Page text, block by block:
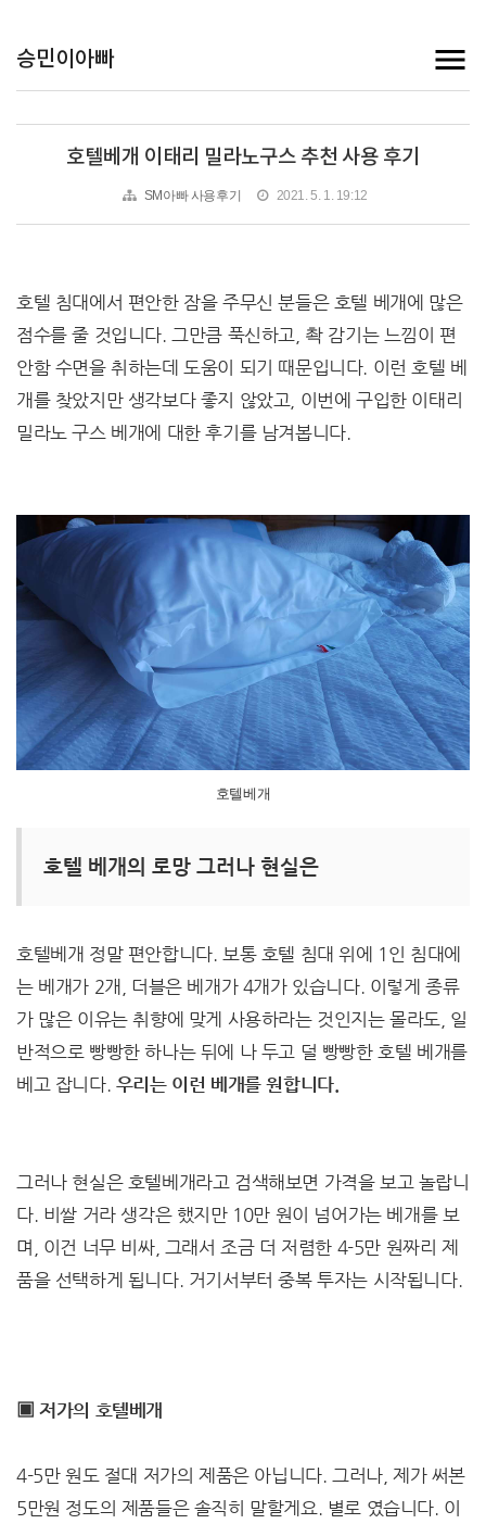
승민이아빠
호텔베개 이태리 밀라노구스 추천 사용 후기
SM아빠 사용후기 2021. 5. 1. 19:12
호텔 침대에서 편안한 잠을 주무신 분들은 호텔 베개에 많은
점수를 줄 것입니다. 그만큼 푹신하고, 촥 감기는 느낌이 편
안함 수면을 취하는데 도움이 되기 때문입니다. 이런 호텔 베
개를 찾았지만 생각보다 좋지 않았고, 이번에 구입한 이태리
밀라노 구스 베개에 대한 후기를 남겨봅니다.
호텔베개
호텔 베개의 로망 그러나 현실은
호텔베개 정말 편안합니다. 보통 호텔 침대 위에 1인 침대에
는 베개가 2개, 더블은 베개가 4개가 있습니다. 이렇게 종류
가 많은 이유는 취향에 맞게 사용하라는 것인지는 몰라도, 일
반적으로 빵빵한 하나는 뒤에 나 두고 덜 빵빵한 호텔 베개를
베고 잡니다. 우리는 이런 베개를 원합니다.
그러나 현실은 호텔베개라고 검색해보면 가격을 보고 놀랍니
다. 비쌀 거라 생각은 했지만 10만 원이 넘어가는 베개를 보
며, 이건 너무 비싸, 그래서 조금 더 저렴한 4-5만 원짜리 제
품을 선택하게 됩니다. 거기서부터 중복 투자는 시작됩니다.
▣ 저가의 호텔베개
4-5만 원도 절대 저가의 제품은 아닙니다. 그러나, 제가 써본
5만원 정도의 제품들은 솔직히 말할게요. 별로 였습니다. 이